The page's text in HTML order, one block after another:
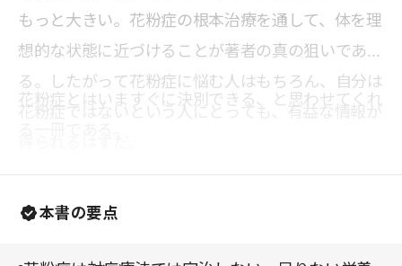
もっと大きい。花粉症の根本治療を通して、体を理
想的な状態に近づけることが著者の真の狙いであ
る。したがって花粉症に悩む人はもちろん、自分は
花粉症ではないという人にとっても、有益な情報が
花粉症とはいますぐに決別できる、と思わせてくれ
本書の要点